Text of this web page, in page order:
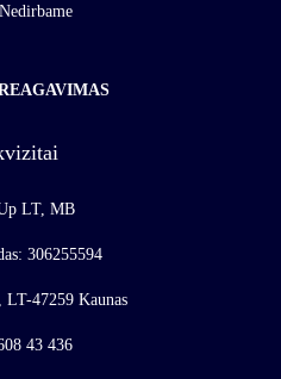
LT, MB
306255594
LT-47259 Kaunas
43 436